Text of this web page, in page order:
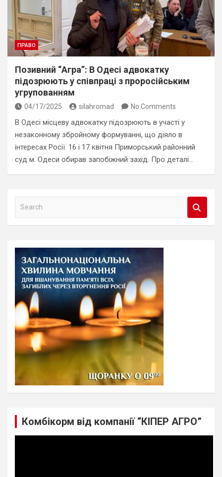
ПРАВО
Позивний “Агра”: В Одесі адвокатку
підозрюють у співпраці з проросійським
угрупованням
04/17/2025 silahromad No Comments
В Одесі місцеву адвокатку підозрюють в участі у
незаконному збройному формуванні, що діяло в
інтересах Росії. 16 і 17 квітня Приморський районний
суд м. Одеси обирав запобіжний захід. Про деталі…
a
Комбікорм від компанії “КІПЕР АГРО”